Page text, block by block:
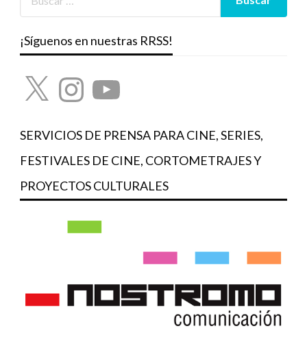
¡Síguenos en nuestras RRSS!
X InstagramYouTube
SERVICIOS DE PRENSA PARA CINE, SERIES,
FESTIVALES DE CINE, CORTOMETRAJES Y
PROYECTOS CULTURALES